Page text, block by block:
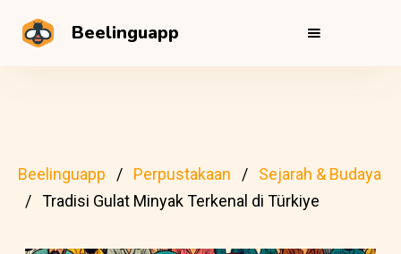
Beelinguapp
Beelinguapp Perpustakaan
Sejarah & Budaya
Tradisi Gulat Minyak Terkenal di Türkiye